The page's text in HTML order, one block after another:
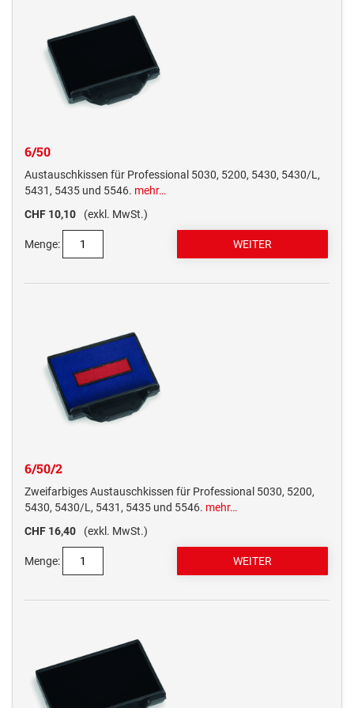
6/50
Austauschkissen für Professional 5030, 5200, 5430, 5430/L,
5431, 5435 und 5546. mehr…
CHF 10,10
(exkl. MwSt.)
Menge:
6/50/2
Zweifarbiges Austauschkissen für Professional 5030, 5200,
5430, 5430/L, 5431, 5435 und 5546. mehr…
CHF 16,40
(exkl. MwSt.)
Menge: